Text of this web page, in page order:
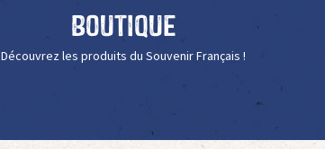
Boutique
Découvrez les produits du Souvenir Français !